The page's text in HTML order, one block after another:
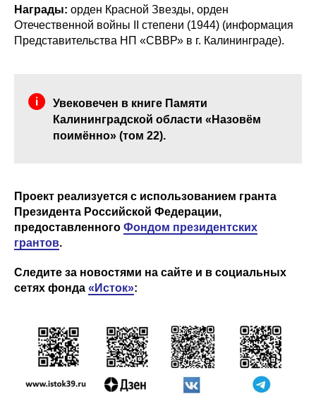
Награды: орден Красной Звезды, орден
Отечественной войны II степени (1944) (информация
Представительства НП «СВВР» в г. Калининграде).
Увековечен в книге Памяти
Калининградской области «Назовём
поимённо» (том 22).
Проект реализуется с использованием гранта
Президента Российской Федерации,
предоставленного Фондом президентских
грантов.
Следите за новостями на сайте и в социальных
сетях фонда «Исток»: